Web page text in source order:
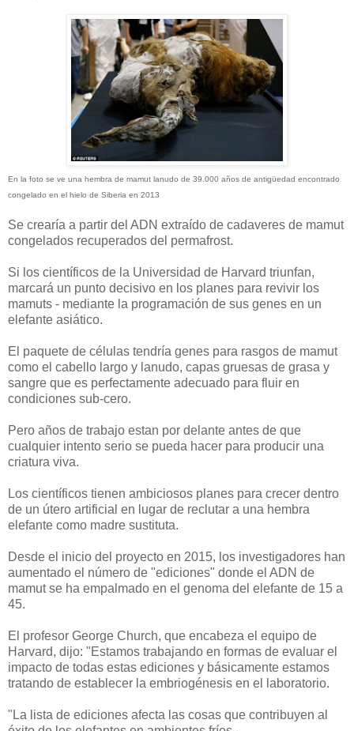
En la foto se ve una hembra de mamut lanudo de 39.000 años de antigüedad encontrado
congelado en el hielo de Siberia en 2013
Se crearía a partir del ADN extraído de cadaveres de mamut
congelados recuperados del permafrost.
Si los científicos de la Universidad de Harvard triunfan,
marcará un punto decisivo en los planes para revivir los
mamuts - mediante la programación de sus genes en un
elefante asiático.
El paquete de células tendría genes para rasgos de mamut
como el cabello largo y lanudo, capas gruesas de grasa y
sangre que es perfectamente adecuado para fluir en
condiciones sub-cero.
Pero años de trabajo estan por delante antes de que
cualquier intento serio se pueda hacer para producir una
criatura viva.
Los científicos tienen ambiciosos planes para crecer dentro
de un útero artificial en lugar de reclutar a una hembra
elefante como madre sustituta.
Desde el inicio del proyecto en 2015, los investigadores han
aumentado el número de "ediciones" donde el ADN de
mamut se ha empalmado en el genoma del elefante de 15 a
45.
El profesor George Church, que encabeza el equipo de
Harvard, dijo: "Estamos trabajando en formas de evaluar el
impacto de todas estas ediciones y básicamente estamos
tratando de establecer la embriogénesis en el laboratorio.
"La lista de ediciones afecta las cosas que contribuyen al